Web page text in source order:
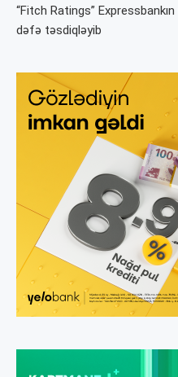
“Fitch Ratings”
dəfə təsdiqləyib